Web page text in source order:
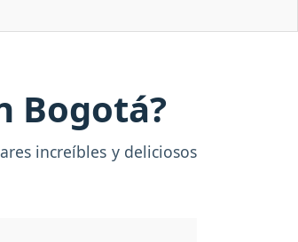
Bogotá?
increíbles y deliciosos